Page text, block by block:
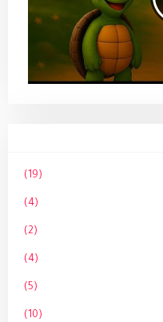
(19)
(4)
(2)
(4)
(5)
(10)